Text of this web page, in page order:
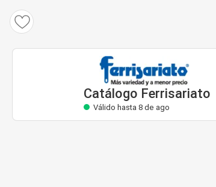
Catálogo Ferrisariato
Válido hasta 8 de ago